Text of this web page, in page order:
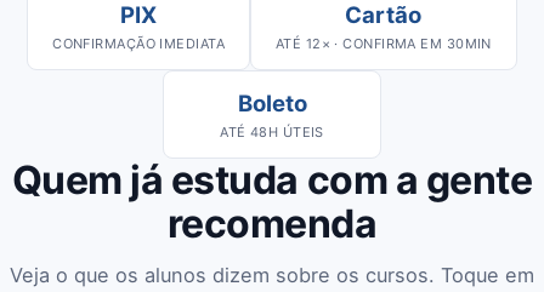
PIX
CONFIRMAÇÃO IMEDIATA
Cartão
ATÉ 12× · CONFIRMA EM 30MIN
Boleto
ATÉ 48H ÚTEIS
Quem já estuda com a gente
recomenda
Veja o que os alunos dizem sobre os cursos. Toque em